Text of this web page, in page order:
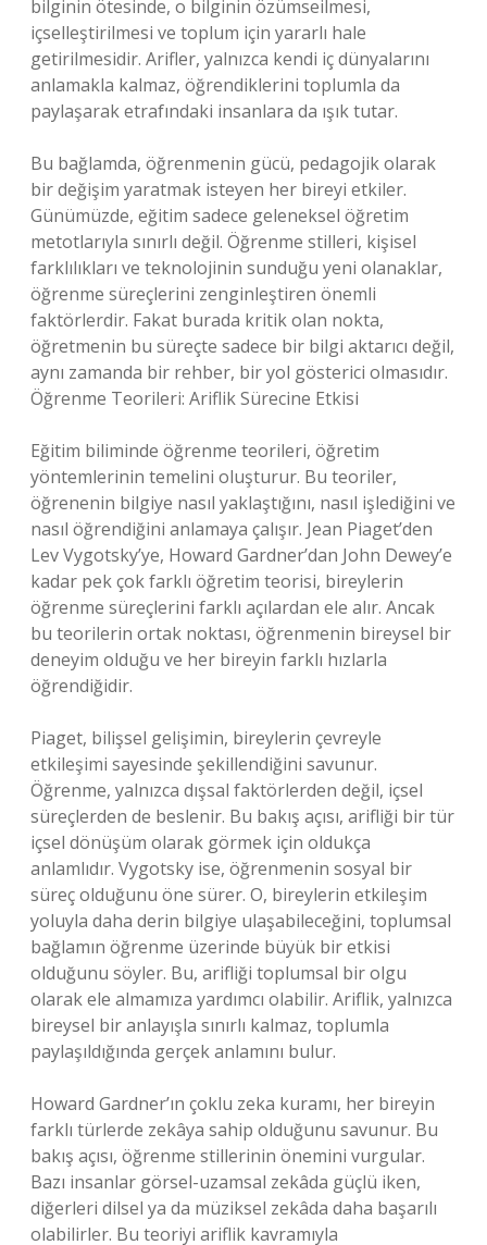
bilginin ötesinde, o bilginin özümseilmesi,
içselleştirilmesi ve toplum için yararlı hale
getirilmesidir. Arifler, yalnızca kendi iç dünyalarını
anlamakla kalmaz, öğrendiklerini toplumla da
paylaşarak etrafındaki insanlara da ışık tutar.
Bu bağlamda, öğrenmenin gücü, pedagojik olarak
bir değişim yaratmak isteyen her bireyi etkiler.
Günümüzde, eğitim sadece geleneksel öğretim
metotlarıyla sınırlı değil. Öğrenme stilleri, kişisel
farklılıkları ve teknolojinin sunduğu yeni olanaklar,
öğrenme süreçlerini zenginleştiren önemli
faktörlerdir. Fakat burada kritik olan nokta,
öğretmenin bu süreçte sadece bir bilgi aktarıcı değil,
aynı zamanda bir rehber, bir yol gösterici olmasıdır.
Öğrenme Teorileri: Ariflik Sürecine Etkisi
Eğitim biliminde öğrenme teorileri, öğretim
yöntemlerinin temelini oluşturur. Bu teoriler,
öğrenenin bilgiye nasıl yaklaştığını, nasıl işlediğini ve
nasıl öğrendiğini anlamaya çalışır. Jean Piaget’den
Lev Vygotsky’ye, Howard Gardner’dan John Dewey’e
kadar pek çok farklı öğretim teorisi, bireylerin
öğrenme süreçlerini farklı açılardan ele alır. Ancak
bu teorilerin ortak noktası, öğrenmenin bireysel bir
deneyim olduğu ve her bireyin farklı hızlarla
öğrendiğidir.
Piaget, bilişsel gelişimin, bireylerin çevreyle
etkileşimi sayesinde şekillendiğini savunur.
Öğrenme, yalnızca dışsal faktörlerden değil, içsel
süreçlerden de beslenir. Bu bakış açısı, arifliği bir tür
içsel dönüşüm olarak görmek için oldukça
anlamlıdır. Vygotsky ise, öğrenmenin sosyal bir
süreç olduğunu öne sürer. O, bireylerin etkileşim
yoluyla daha derin bilgiye ulaşabileceğini, toplumsal
bağlamın öğrenme üzerinde büyük bir etkisi
olduğunu söyler. Bu, arifliği toplumsal bir olgu
olarak ele almamıza yardımcı olabilir. Ariflik, yalnızca
bireysel bir anlayışla sınırlı kalmaz, toplumla
paylaşıldığında gerçek anlamını bulur.
Howard Gardner’ın çoklu zeka kuramı, her bireyin
farklı türlerde zekâya sahip olduğunu savunur. Bu
bakış açısı, öğrenme stillerinin önemini vurgular.
Bazı insanlar görsel-uzamsal zekâda güçlü iken,
diğerleri dilsel ya da müziksel zekâda daha başarılı
olabilirler. Bu teoriyi ariflik kavramıyla